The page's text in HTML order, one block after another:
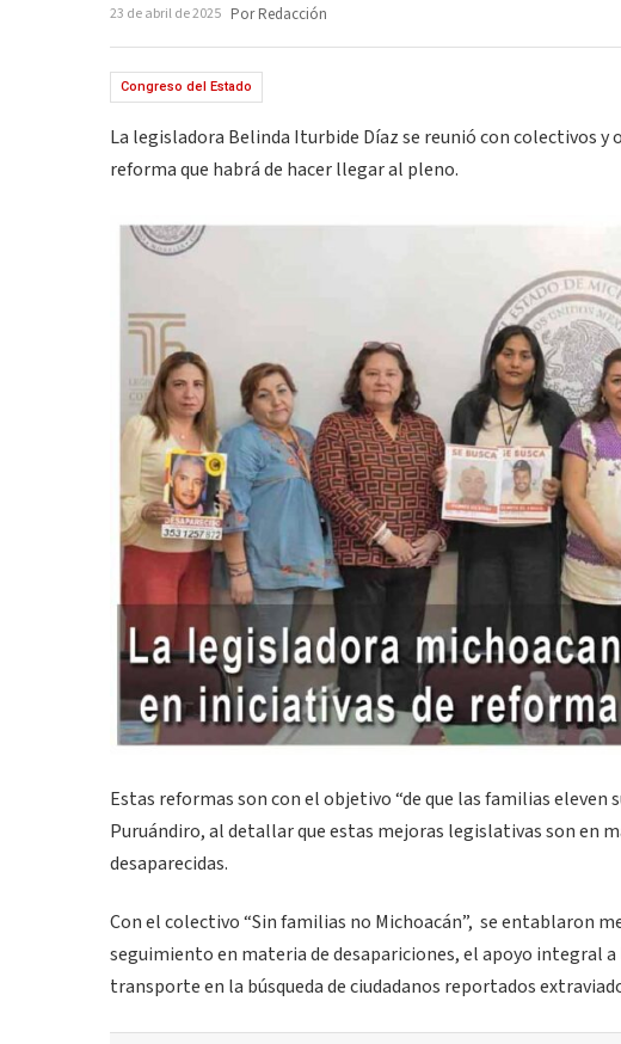
23 de abril de 2025 Por Redacción
Congreso del Estado
La legisladora Belinda Iturbide Díaz se reunió con colectivos
reforma que habrá de hacer llegar al pleno.
Estas reformas son con el objetivo “de que las familias
Puruándiro, al detallar que estas mejoras legislativas son en
desaparecidas.
Con el colectivo “Sin familias no Michoacán”, se entablaron
seguimiento en materia de desapariciones, el apoyo integral a
transporte en la búsqueda de ciudadanos reportados